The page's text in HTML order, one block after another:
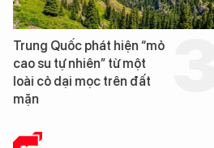
Trung Quốc phát hiện “mỏ
cao su tự nhiên” từ một
loài cỏ dại mọc trên đất
mặn